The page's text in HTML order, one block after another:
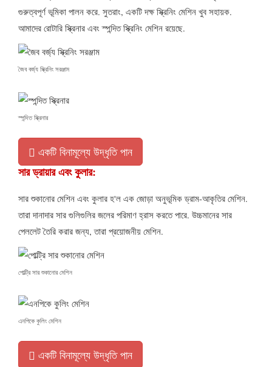
গুরুত্বপূর্ণ ভূমিকা পালন করে. সুতরাং, একটি দক্ষ স্ক্রিনিং মেশিন খুব সহায়ক.
আমাদের রোটারি স্ক্রিনার এবং স্পন্দিত স্ক্রিনিং মেশিন রয়েছে.
জৈব বর্জ্য স্ক্রিনিং সরঞ্জাম
স্পন্দিত স্ক্রিনার
একটি বিনামূল্যে উদ্ধৃতি পান
সার ড্রায়ার এবং কুলার:
সার শুকানোর মেশিন এবং কুলার হ'ল এক জোড়া অনুভূমিক ড্রাম-আকৃতির মেশিন.
তারা দানাদার সার গুলিগুলির জলের পরিমাণ হ্রাস করতে পারে. উচ্চমানের সার
পেললেট তৈরি করার জন্য, তারা প্রয়োজনীয় মেশিন.
পোল্ট্রি সার শুকানোর মেশিন
এনপিকে কুলিং মেশিন
একটি বিনামূল্যে উদ্ধৃতি পান